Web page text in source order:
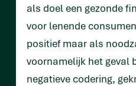
als doel een gezonde
voor lenende
positief maar als
voornamelijk het geval
negatieve codering,